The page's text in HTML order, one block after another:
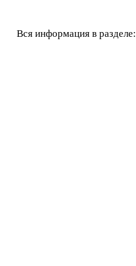
Вся информация в разделе: